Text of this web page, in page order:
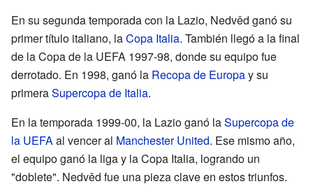
En su segunda temporada con la Lazio, Nedvěd ganó su
primer título italiano, laCopa Italia. También llegó a la final
de la Copa de la UEFA 1997-98, donde su equipo fue
derrotado. En 1998, ganó la Recopa de Europay su
primeraSupercopa de Italia.
En la temporada 1999-00, la Lazio ganó laSupercopa de
la UEFAal vencer al Manchester United. Ese mismo año,
el equipo ganó la liga y la Copa Italia, logrando un
"doblete". Nedvěd fue una pieza clave en estos triunfos.